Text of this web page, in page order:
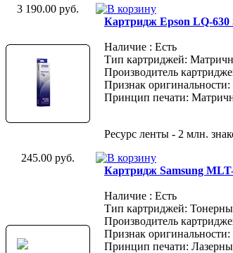
3 190.00 руб.
Картридж Epson LQ-630
Наличие : Есть
Тип картриджей:
Производитель
Признак
Принцип печати:
Ресурс ленты - 2 млн.
245.00 руб.
Картридж Samsung
Наличие : Есть
Тип картриджей:
Производитель
Признак
Принцип печати: